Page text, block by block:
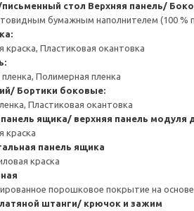
стол Верхняя панель/
бумажным наполнителем (100 %
краска, Пластиковая окантовка
Полимерная пленка
Бортики боковые:
Пластиковая окантовка
ящика/ верхняя панель модуля
краска
панель ящика
краска
порошковое покрытие на
штанги/ крючок и зажим